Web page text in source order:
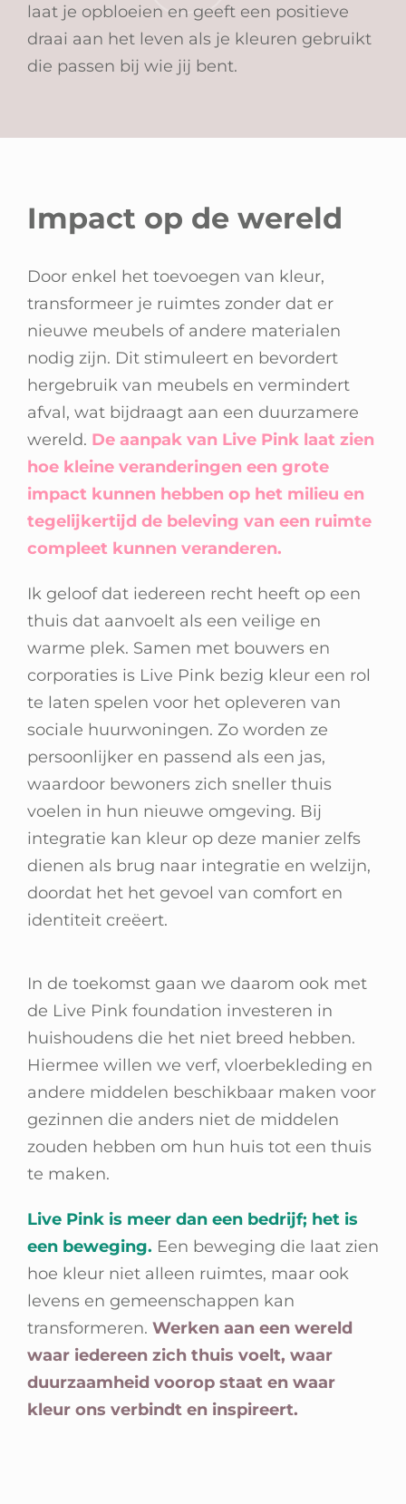
laat je opbloeien en geeft een positieve
draai aan het leven als je kleuren gebruikt
die passen bij wie jij bent.
Impact op de wereld
Door enkel het toevoegen van kleur,
transformeer je ruimtes zonder dat er
nieuwe meubels of andere materialen
nodig zijn. Dit stimuleert en bevordert
hergebruik van meubels en vermindert
afval, wat bijdraagt aan een duurzamere
wereld. De aanpak van Live Pink laat zien
hoe kleine veranderingen een grote
impact kunnen hebben op het milieu en
tegelijkertijd de beleving van een ruimte
compleet kunnen veranderen.
Ik geloof dat iedereen recht heeft op een
thuis dat aanvoelt als een veilige en
warme plek. Samen met bouwers en
corporaties is Live Pink bezig kleur een rol
te laten spelen voor het opleveren van
sociale huurwoningen. Zo worden ze
persoonlijker en passend als een jas,
waardoor bewoners zich sneller thuis
voelen in hun nieuwe omgeving. Bij
integratie kan kleur op deze manier zelfs
dienen als brug naar integratie en welzijn,
doordat het het gevoel van comfort en
identiteit creëert.
In de toekomst gaan we daarom ook met
de Live Pink foundation investeren in
huishoudens die het niet breed hebben.
Hiermee willen we verf, vloerbekleding en
andere middelen beschikbaar maken voor
gezinnen die anders niet de middelen
zouden hebben om hun huis tot een thuis
te maken.
Live Pink is meer dan een bedrijf; het is
een beweging. Een beweging die laat zien
hoe kleur niet alleen ruimtes, maar ook
levens en gemeenschappen kan
transformeren. Werken aan een wereld
waar iedereen zich thuis voelt, waar
duurzaamheid voorop staat en waar
kleur ons verbindt en inspireert.